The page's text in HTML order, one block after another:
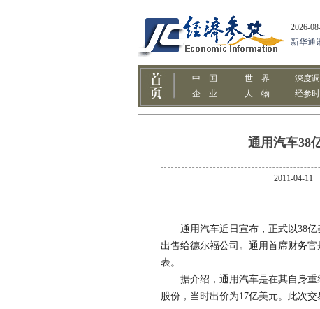
通用汽车38
2011-04-
通用汽车近日宣布，正式以38亿
出售给德尔福公司。通用首席财务
表。
据介绍，通用汽车是在其自身重
股份，当时出价为17亿美元。此次